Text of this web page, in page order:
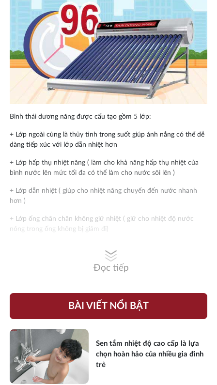
Bình thái dương năng được cấu tạo gồm 5 lớp:
+ Lớp ngoài cùng là thủy tinh trong suốt giúp ánh nắng có thể dễ
dàng tiếp xúc với lớp dẫn nhiệt hơn
+ Lớp hấp thụ nhiệt năng ( làm cho khả năng hấp thụ nhiệt của
bình nước lên mức tối đa có thể làm cho nước sôi lên )
+ Lớp dẫn nhiệt ( giúp cho nhiệt năng chuyển đến nước nhanh
hơn )
+ Lớp ống chân chân không giữ nhiệt ( giữ cho nhiệt độ nước
nóng trong ống không bị giảm đi)
Đọc tiếp
BÀI VIẾT NỔI BẬT
Sen tắm nhiệt độ cao cấp là lựa
chọn hoàn hảo của nhiều gia đình
trẻ